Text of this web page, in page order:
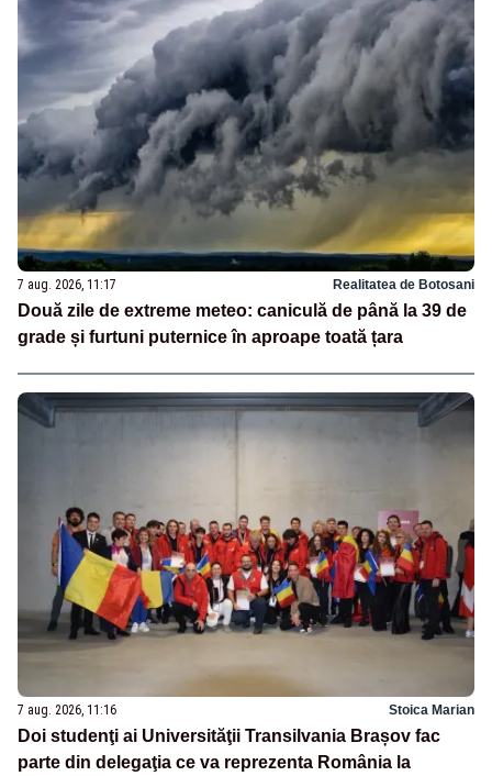
7 aug. 2026, 11:17 Realitatea de Botosani
Două zile de extreme meteo: caniculă de până la 39 de
grade și furtuni puternice în aproape toată țara
7 aug. 2026, 11:16 Stoica Marian
Doi studenţi ai Universităţii Transilvania Brașov fac
parte din delegaţia ce va reprezenta România la